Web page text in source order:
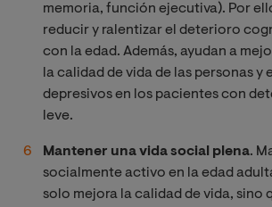
memoria, función ejecutiva). Por
reducir y ralentizar el deterioro
con la edad. Además, ayudan a
la calidad de vida de las personas y
depresivos en los pacientes con
leve.
Mantener una vida social plena.
socialmente activo en la edad
solo mejora la calidad de vida, sino